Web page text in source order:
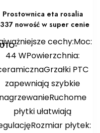
Prostownica eta rosalia
nowość w super cenie
cechy:Moc:
44 WPowierzchnia:
PTC
zapewniają szybkie
nagrzewanieRuchome
płytki ułatwiają
płytek: